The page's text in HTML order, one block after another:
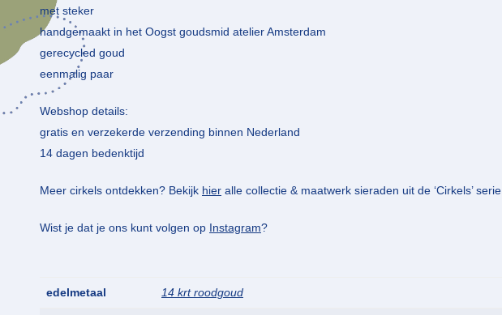
met steker
handgemaakt in het Oogst goudsmid atelier Amsterdam
gerecycled goud
eenmalig paar
Webshop details:
gratis en verzekerde verzending binnen Nederland
14 dagen bedenktijd
Meer cirkels ontdekken? Bekijk hier alle collectie & maatwerk sieraden uit de ‘Cirkels’ serie.
Wist je dat je ons kunt volgen op Instagram?
edelmetaal 14 krt roodgoud